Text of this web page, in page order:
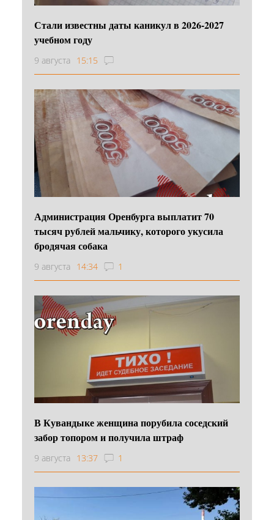
Стали известны даты каникул в 2026-2027
учебном году
9 августа 15:15
Администрация Оренбурга выплатит 70
тысяч рублей мальчику, которого укусила
бродячая собака
9 августа 14:34 1
В Кувандыке женщина порубила соседский
забор топором и получила штраф
9 августа 13:37 1